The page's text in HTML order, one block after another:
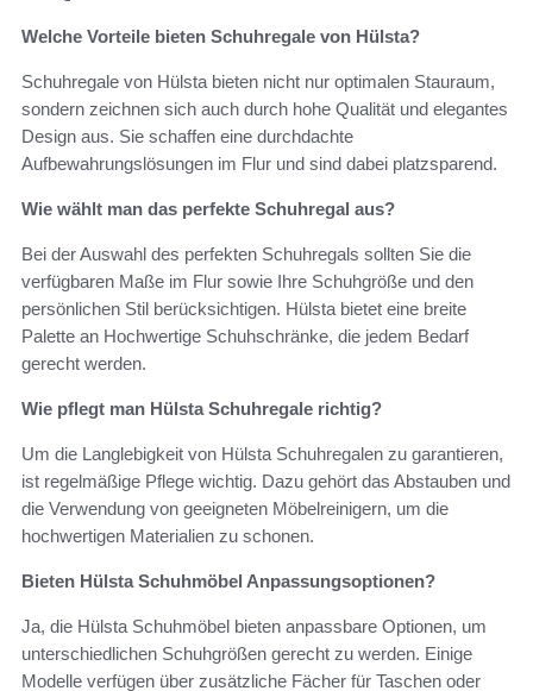
Welche Vorteile bieten Schuhregale von Hülsta?
Schuhregale von Hülsta bieten nicht nur optimalen Stauraum,
sondern zeichnen sich auch durch hohe Qualität und elegantes
Design aus. Sie schaffen eine durchdachte
Aufbewahrungslösungen im Flur und sind dabei platzsparend.
Wie wählt man das perfekte Schuhregal aus?
Bei der Auswahl des perfekten Schuhregals sollten Sie die
verfügbaren Maße im Flur sowie Ihre Schuhgröße und den
persönlichen Stil berücksichtigen. Hülsta bietet eine breite
Palette an Hochwertige Schuhschränke, die jedem Bedarf
gerecht werden.
Wie pflegt man Hülsta Schuhregale richtig?
Um die Langlebigkeit von Hülsta Schuhregalen zu garantieren,
ist regelmäßige Pflege wichtig. Dazu gehört das Abstauben und
die Verwendung von geeigneten Möbelreinigern, um die
hochwertigen Materialien zu schonen.
Bieten Hülsta Schuhmöbel Anpassungsoptionen?
Ja, die Hülsta Schuhmöbel bieten anpassbare Optionen, um
unterschiedlichen Schuhgrößen gerecht zu werden. Einige
Modelle verfügen über zusätzliche Fächer für Taschen oder